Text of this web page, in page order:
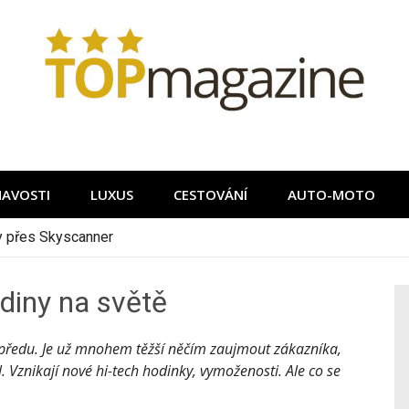
LUXUS CESTOVÁNÍ AUTO-MOTO
přes Skyscanner
na světě
Je už mnohem těžší něčím zaujmout zákazníka,
nové hi-tech hodinky, vymoženosti. Ale co se